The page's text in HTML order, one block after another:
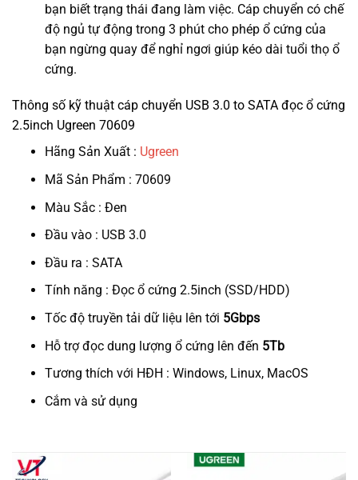
bạn biết trạng thái đang làm việc. Cáp chuyển có chế
độ ngủ tự động trong 3 phút cho phép ổ cứng của
bạn ngừng quay để nghỉ ngơi giúp kéo dài tuổi thọ ổ
cứng.
Thông số kỹ thuật cáp chuyển USB 3.0 to SATA đọc ổ cứng
2.5inch Ugreen 70609
Hãng Sản Xuất : Ugreen
Mã Sản Phẩm : 70609
Màu Sắc : Đen
Đầu vào : USB 3.0
Đầu ra : SATA
Tính năng : Đọc ổ cứng 2.5inch (SSD/HDD)
Tốc độ truyền tải dữ liệu lên tới 5Gbps
Hỗ trợ đọc dung lượng ổ cứng lên đến 5Tb
Tương thích với HĐH : Windows, Linux, MacOS
Cắm và sử dụng